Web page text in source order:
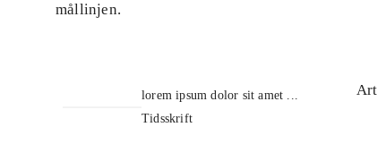
mållinjen.
lorem ipsum dolor sit amet ...
Tidsskrift